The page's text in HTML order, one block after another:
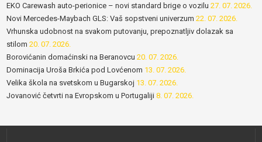
EKO Carewash auto-perionice – novi standard brige o vozilu 27. 07. 2026.
Novi Mercedes-Maybach GLS: Vaš sopstveni univerzum 22. 07. 2026.
Vrhunska udobnost na svakom putovanju, prepoznatljiv dolazak sa
stilom 20. 07. 2026.
Borovićanin domaćinski na Beranovcu 20. 07. 2026.
Dominacija Uroša Brkića pod Lovćenom 13. 07. 2026.
Velika škola na svetskom u Bugarskoj 13. 07. 2026.
Jovanović četvrti na Evropskom u Portugaliji 8. 07. 2026.